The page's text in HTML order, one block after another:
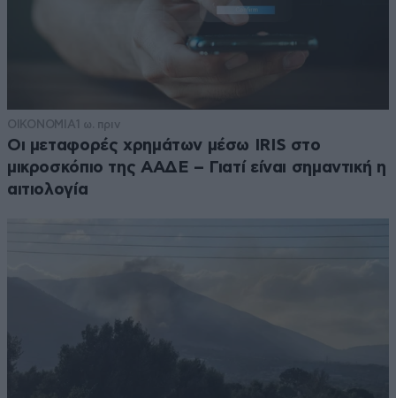
ΟΙΚΟΝΟΜΙΑ1 ω. πριν
Οι μεταφορές χρημάτων μέσω IRIS στο
μικροσκόπιο της ΑΑΔΕ – Γιατί είναι σημαντική η
αιτιολογία